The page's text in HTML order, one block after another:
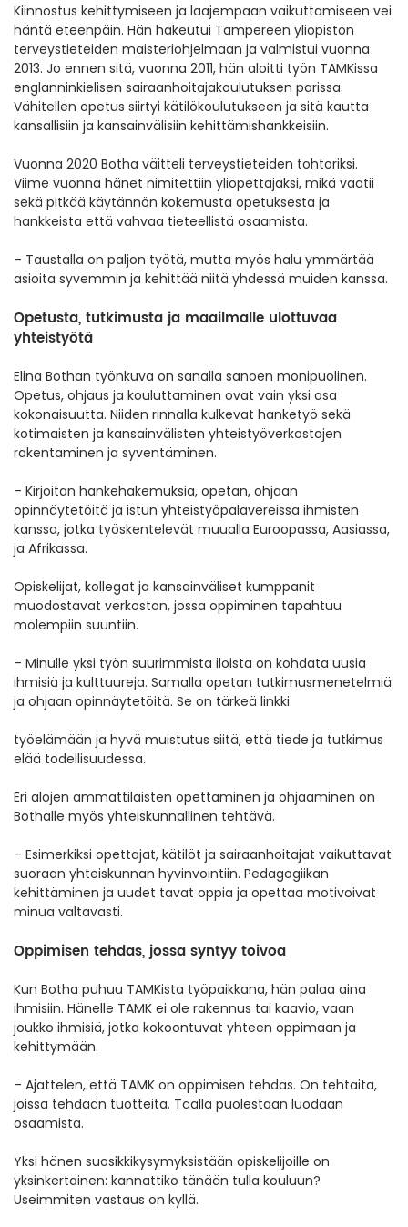
Kiinnostus kehittymiseen ja laajempaan vaikuttamiseen vei
häntä eteenpäin. Hän hakeutui Tampereen yliopiston
terveystieteiden maisteriohjelmaan ja valmistui vuonna
2013. Jo ennen sitä, vuonna 2011, hän aloitti työn TAMKissa
englanninkielisen sairaanhoitajakoulutuksen parissa.
Vähitellen opetus siirtyi kätilökoulutukseen ja sitä kautta
kansallisiin ja kansainvälisiin kehittämishankkeisiin.
Vuonna 2020 Botha väitteli terveystieteiden tohtoriksi.
Viime vuonna hänet nimitettiin yliopettajaksi, mikä vaatii
sekä pitkää käytännön kokemusta opetuksesta ja
hankkeista että vahvaa tieteellistä osaamista.
– Taustalla on paljon työtä, mutta myös halu ymmärtää
asioita syvemmin ja kehittää niitä yhdessä muiden kanssa.
Opetusta, tutkimusta ja maailmalle ulottuvaa
yhteistyötä
Elina Bothan työnkuva on sanalla sanoen monipuolinen.
Opetus, ohjaus ja kouluttaminen ovat vain yksi osa
kokonaisuutta. Niiden rinnalla kulkevat hanketyö sekä
kotimaisten ja kansainvälisten yhteistyöverkostojen
rakentaminen ja syventäminen.
– Kirjoitan hankehakemuksia, opetan, ohjaan
opinnäytetöitä ja istun yhteistyöpalavereissa ihmisten
kanssa, jotka työskentelevät muualla Euroopassa, Aasiassa,
ja Afrikassa.
Opiskelijat, kollegat ja kansainväliset kumppanit
muodostavat verkoston, jossa oppiminen tapahtuu
molempiin suuntiin.
– Minulle yksi työn suurimmista iloista on kohdata uusia
ihmisiä ja kulttuureja. Samalla opetan tutkimusmenetelmiä
ja ohjaan opinnäytetöitä. Se on tärkeä linkki
työelämään ja hyvä muistutus siitä, että tiede ja tutkimus
elää todellisuudessa.
Eri alojen ammattilaisten opettaminen ja ohjaaminen on
Bothalle myös yhteiskunnallinen tehtävä.
– Esimerkiksi opettajat, kätilöt ja sairaanhoitajat vaikuttavat
suoraan yhteiskunnan hyvinvointiin. Pedagogiikan
kehittäminen ja uudet tavat oppia ja opettaa motivoivat
minua valtavasti.
Oppimisen tehdas, jossa syntyy toivoa
Kun Botha puhuu TAMKista työpaikkana, hän palaa aina
ihmisiin. Hänelle TAMK ei ole rakennus tai kaavio, vaan
joukko ihmisiä, jotka kokoontuvat yhteen oppimaan ja
kehittymään.
– Ajattelen, että TAMK on oppimisen tehdas. On tehtaita,
joissa tehdään tuotteita. Täällä puolestaan luodaan
osaamista.
Yksi hänen suosikkikysymyksistään opiskelijoille on
yksinkertainen: kannattiko tänään tulla kouluun?
Useimmiten vastaus on kyllä.